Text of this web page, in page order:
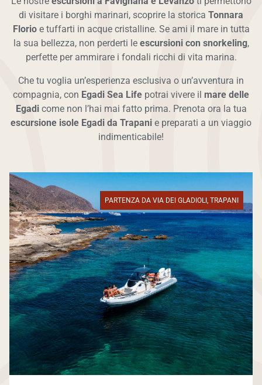
di visitare i borghi marinari, scoprire la storica Tonnara
Florioe tuffarti in acque cristalline. Se ami il mare in tutta
la sua bellezza, non perderti le escursioni con snorkeling,
perfette per ammirare i fondali ricchi di vita marina.
Che tu voglia un’esperienza esclusiva o un’avventura in
compagnia, con Egadi Sea Life potrai vivere il mare delle
Egadicome non l’hai mai fatto prima. Prenota ora la tua
escursione isole Egadi da Trapani e preparati a un viaggio
indimenticabile!
PARTENZA DA VIA DEI GLADIOLI, TRAPANI